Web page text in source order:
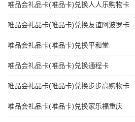
唯品会礼品卡(唯品卡)兑换人人乐购物卡
唯品会礼品卡(唯品卡)兑换友谊阿波罗卡
唯品会礼品卡(唯品卡)兑换平和堂
唯品会礼品卡(唯品卡)兑换通程卡
唯品会礼品卡(唯品卡)兑换步步高购物卡
唯品会礼品卡(唯品卡)兑换家乐福重庆